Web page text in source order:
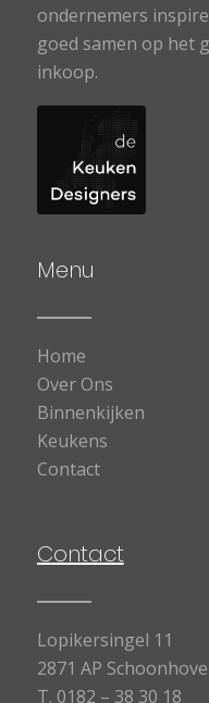
ondernemers
goed samen op het
inkoop.
Menu
Home
Over Ons
Binnenkijken
Keukens
Contact
Contact
Lopikersingel 11
2871 AP
T. 0182 – 38 30 18